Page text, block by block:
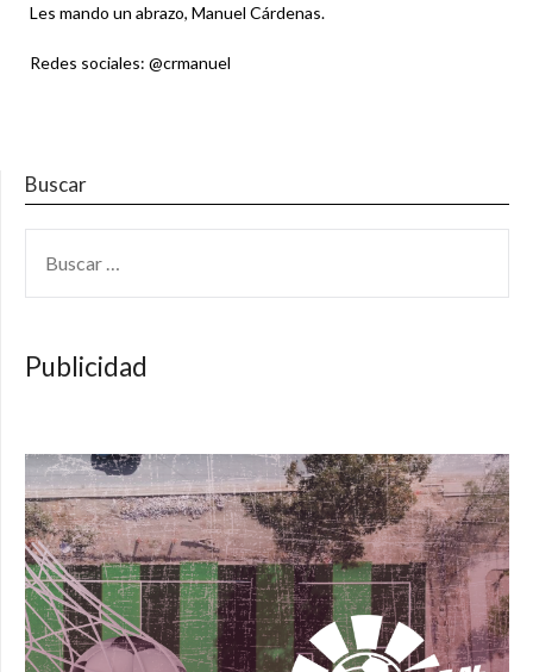
Les mando un abrazo, Manuel Cárdenas.
Redes sociales: @crmanuel
Buscar
Publicidad